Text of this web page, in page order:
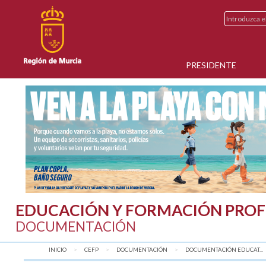
PRESIDENTE
EDUCACIÓN Y FORMACIÓN
DOCUMENTACIÓN
INICIO CEFP DOCUMENTACIÓN DOCUMENTACIÓN EDUCAT...